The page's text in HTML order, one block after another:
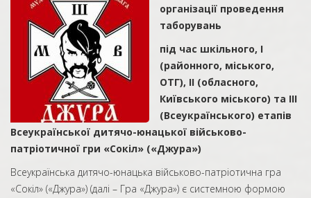
організації проведення
таборувань
під час шкільного, І
(районного, міського,
ОТГ), ІІ (обласного,
Київського міського) та ІІІ
(Всеукраїнського) етапів
Всеукраїнської дитячо-юнацької військово-
патріотичної гри «Сокіл» («Джура»)
Всеукраїнська дитячо-юнацька військово-патріотична гра
«Сокіл» («Джура») (далі – Гра «Джура») є системною формою